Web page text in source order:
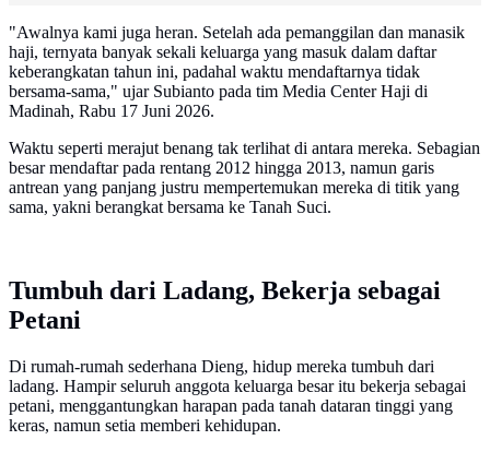
"Awalnya kami juga heran. Setelah ada pemanggilan dan manasik
haji, ternyata banyak sekali keluarga yang masuk dalam daftar
keberangkatan tahun ini, padahal waktu mendaftarnya tidak
bersama-sama," ujar Subianto pada tim Media Center Haji di
Madinah, Rabu 17 Juni 2026.
Waktu seperti merajut benang tak terlihat di antara mereka. Sebagian
besar mendaftar pada rentang 2012 hingga 2013, namun garis
antrean yang panjang justru mempertemukan mereka di titik yang
sama, yakni berangkat bersama ke Tanah Suci.
Tumbuh dari Ladang, Bekerja sebagai
Petani
Di rumah-rumah sederhana Dieng, hidup mereka tumbuh dari
ladang. Hampir seluruh anggota keluarga besar itu bekerja sebagai
petani, menggantungkan harapan pada tanah dataran tinggi yang
keras, namun setia memberi kehidupan.